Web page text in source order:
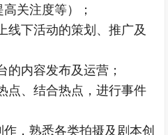
关注度等）；
线下活动的策划、推广及
的内容发布及运营；
点、结合热点，进行事件
，熟悉各类拍摄及剧本创